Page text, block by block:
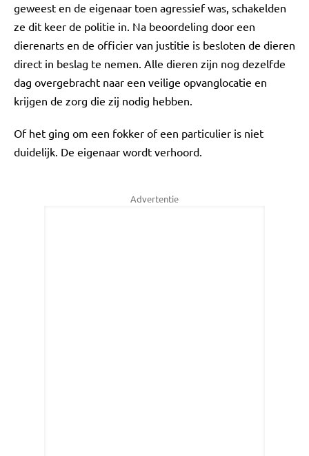
geweest en de eigenaar toen agressief was, schakelden
ze dit keer de politie in. Na beoordeling door een
dierenarts en de officier van justitie is besloten de dieren
direct in beslag te nemen. Alle dieren zijn nog dezelfde
dag overgebracht naar een veilige opvanglocatie en
krijgen de zorg die zij nodig hebben.
Of het ging om een fokker of een particulier is niet
duidelijk. De eigenaar wordt verhoord.
Advertentie